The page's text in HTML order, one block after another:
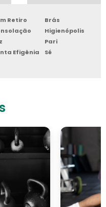
Retiro
Brás
Higienópolis
Pari
Efigênia
Sé